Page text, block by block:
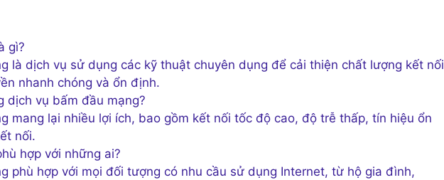
gì?
là dịch vụ sử dụng các kỹ thuật chuyên dụng để cải thiện chất lượng kết nối
nhanh chóng và ổn định.
dịch vụ bấm đầu mạng?
mang lại nhiều lợi ích, bao gồm kết nối tốc độ cao, độ trễ thấp, tín hiệu ổn
nối.
hợp với những ai?
phù hợp với mọi đối tượng có nhu cầu sử dụng Internet, từ hộ gia đình,